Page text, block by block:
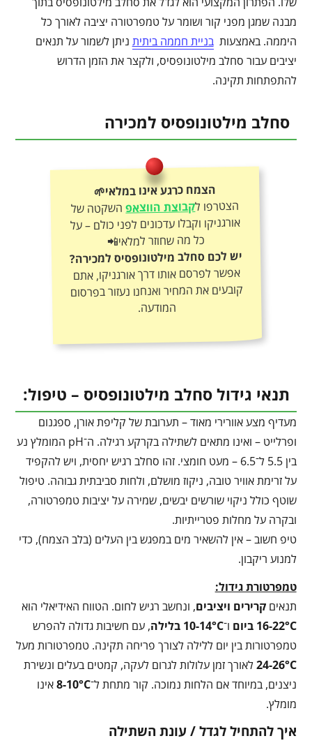
מבנה שמגן מפני קור ושומר על טמפרטורה יציבה לאורך כל
היממה. באמצעותבניית חממה ביתית ניתן לשמור על תנאים
יציבים עבור סחלב מילטונופסיס, ולקצר את הזמן הדרוש
להתפתחות תקינה.
סחלב מילטונופסיס למכירה
הצמח כרגע אינו במלאי🌱
הצטרפו לקבוצת הווצאפהשקטה של
אורגניקו וקבלו עדכונים לפני כולם – על
כל מה שחוזר למלאי📲
יש לכם סחלב מילטונופסיס למכירה?
אפשר לפרסם אותו דרך אורגניקו, אתם
קובעים את המחיר ואנחנו נעזור בפרסום
המודעה.
תנאי גידול סחלב מילטונופסיס – טיפול:
מעדיף מצע אוורירי מאוד – תערובת של קליפת אורן, ספגנום
ופרלייט – ואינו מתאים לשתילה בקרקע רגילה. ה־pH המומלץ נע
בין 5.5 ל־6.5 – מעט חומצי. זהו סחלב רגיש יחסית, ויש להקפיד
על זרימת אוויר טובה, ניקוז מושלם, ולחות סביבתית גבוהה. טיפול
שוטף כולל ניקוי שורשים יבשים, שמירה על יציבות טמפרטורה,
ובקרה על מחלות פטרייתיות.
טיפ חשוב – אין להשאיר מים במפגש בין העלים (בלב הצמח), כדי
למנוע ריקבון.
טמפרטורת גידול:
תנאיםקרירים ויציבים, ונחשב רגיש לחום. הטווח האידיאלי הוא
16-22°C ביום ו־10-14°C בלילה, עם חשיבות גדולה להפרש
טמפרטורות בין יום ללילה לצורך פריחה תקינה. טמפרטורות מעל
24-26°Cלאורך זמן עלולות לגרום לעקה, קמטים בעלים ונשירת
ניצנים, במיוחד אם הלחות נמוכה. קור מתחת ל־8-10°Cאינו
מומלץ.
איך להתחיל לגדל / עונת השתילה